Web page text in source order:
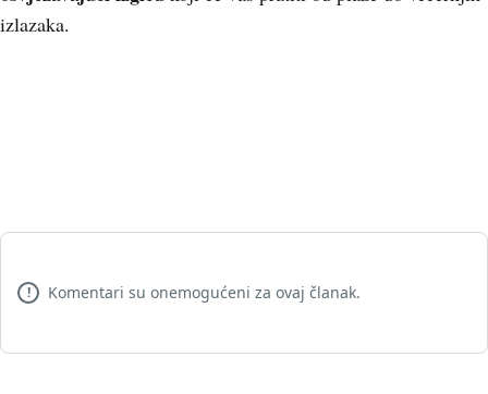
izlazaka.
! Komentari su onemogućeni za ovaj članak.